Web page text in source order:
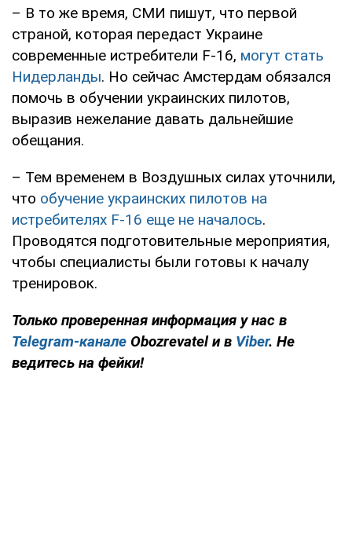
– В то же время, СМИ пишут, что первой
страной, которая передаст Украине
современные истребители F-16, могут стать
Нидерланды. Но сейчас Амстердам обязался
помочь в обучении украинских пилотов,
выразив нежелание давать дальнейшие
обещания.
– Тем временем в Воздушных силах уточнили,
что обучение украинских пилотов на
истребителях F-16 еще не началось.
Проводятся подготовительные мероприятия,
чтобы специалисты были готовы к началу
тренировок.
Только проверенная информация у нас в
Telegram-канале Obozrevatel и в Viber. Не
ведитесь на фейки!